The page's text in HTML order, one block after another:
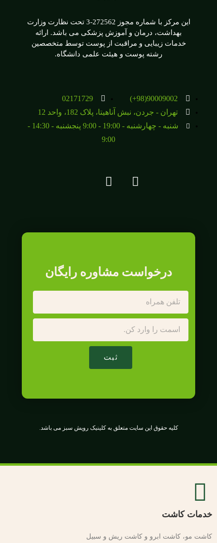
این مرکز با شماره مجوز 272562-3 تحت نظارت وزارت
بهداشت، درمان و آموزش پزشکی می باشد. ارائه
خدمات زیبایی و مراقبت از پوست توسط متخصصین
رشته پوست و هیئت علمی دانشگاه.
90009002(98+)
02171729
تهران - جردن، نبش آناهیتا، پلاک 182، واحد 12
شنبه - چهارشنبه - 19:00 - 9:00 پنجشنبه - 14:30 -
9:00
درخواست مشاوره رایگان
ثبت
کلیه حقوق این سایت متعلق به کلینیک رویش سبز می باشد.
خدمات کاشت
کاشت مو، کاشت ابرو و کاشت ریش و سبیل